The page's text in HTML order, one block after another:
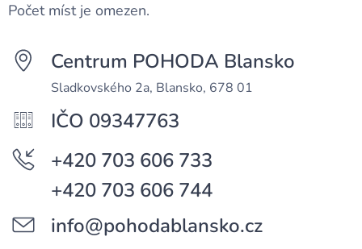
Počet míst je omezen.
Centrum POHODA Blansko
Sladkovského 2a, Blansko, 678 01
IČO 09347763
+420 703 606 733
+420 703 606 744
info@pohodablansko.cz